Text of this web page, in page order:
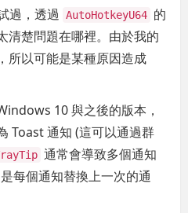
過，透過
AutoHotkeyU64 的
清楚問題在哪裡。由於我的
所以可能是某種原因造成
10 與之後的版本，
Toast 通知 (這可以通過群
通常會導致多個通知
每個通知替換上一次的通